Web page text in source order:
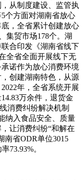
从制度建设、监管执
个方面对湖南省放心
，全省累计创建放心
集贸市场178个。湖
合印发《湖南省线下
全省全面开展线下无
诺作为放心消费环境
创建湖南特色，从源
年，全省系统开展
万余件，退货金
消费纠纷解决机制
纳入食品安全、质量
让消费纠纷“和解在
南省ODR单位3015
73.93%。